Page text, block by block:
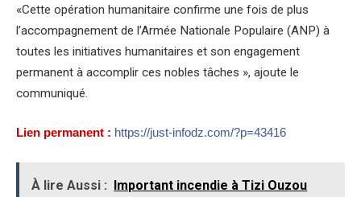
«Cette opération humanitaire confirme une fois de plus
l’accompagnement de l’Armée Nationale Populaire (ANP) à
toutes les initiatives humanitaires et son engagement
permanent à accomplir ces nobles tâches », ajoute le
communiqué.
Lien permanent : https://just-infodz.com/?p=43416
À lire Aussi : Important incendie à Tizi Ouzou